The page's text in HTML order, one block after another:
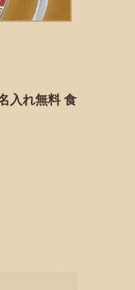
入れ無料 食